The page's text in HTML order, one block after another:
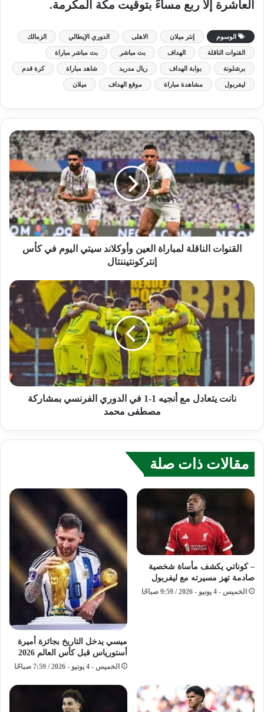
العاشرة إلا ربع مساءً بتوقيت مكة المكرمة.
الوسوم إنتر ميلان الاهلى الدوري الإيطالي الزمالك
القنوات الناقلة الهداف بث مباشر بث مباشر مباراة
برشلونة بوابة الهداف ريال مدريد شاهد مباراة كرة قدم
ليفربول مشاهدة مباراة موقع الهداف ميلان
القنوات الناقلة لمباراة العين وأوكلاند سيتي اليوم في كأس
إنتركونتيننتال
نانت يتعادل مع أنجيه 1-1 في الدوري الفرنسي بمشاركة
مصطفى محمد
مقالات ذات صلة
– كوناتي يكشف مأساة شخصية
صادمة تهز مسيرته مع ليفربول
الخميس - 4 يونيو - 2026 / 9:59 صباحًا
ميسي يدخل التاريخ بجائزة أميرة
أستورياس قبل كأس العالم 2026
الخميس - 4 يونيو - 2026 / 7:59 صباحًا